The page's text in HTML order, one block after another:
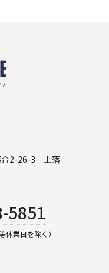
合2-26-3 上落
5851
業日を除く）